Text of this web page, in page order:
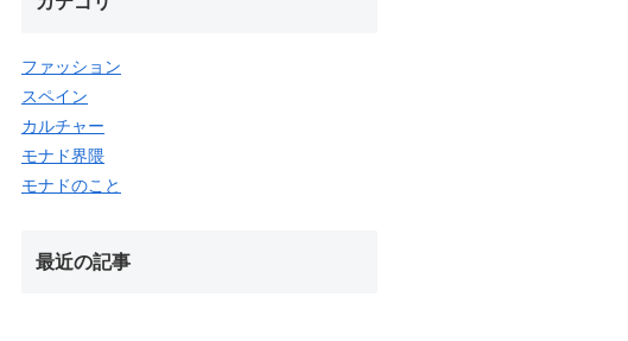
ファッション
スペイン
カルチャー
モナド界隈
モナドのこと
最近の記事